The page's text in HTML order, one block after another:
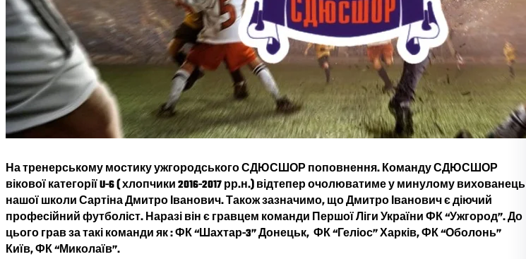
На тренерському мостику ужгородського СДЮСШОР поповнення. Команду СДЮСШОР
вікової категорії U-6 ( хлопчики 2016-2017 рр.н.) відтепер очолюватиме у минулому вихованець
нашої школи Сартіна Дмитро Іванович. Також зазначимо, що Дмитро Іванович є діючий
професійний футболіст. Наразі він є гравцем команди Першої Ліги України ФК “Ужгород”. До
цього грав за такі команди як : ФК “Шахтар-3” Донецьк, ФК “Геліос” Харків, ФК “Оболонь”
Київ, ФК “Миколаїв”.